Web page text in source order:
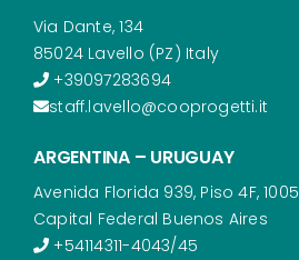
Via Dante, 134
85024 Lavello (PZ) Italy
+39097283694
staff.lavello@cooprogetti.it
ARGENTINA – URUGUAY
Avenida Florida 939, Piso 4F, 1005
Capital Federal Buenos Aires
+54114311-4043/45